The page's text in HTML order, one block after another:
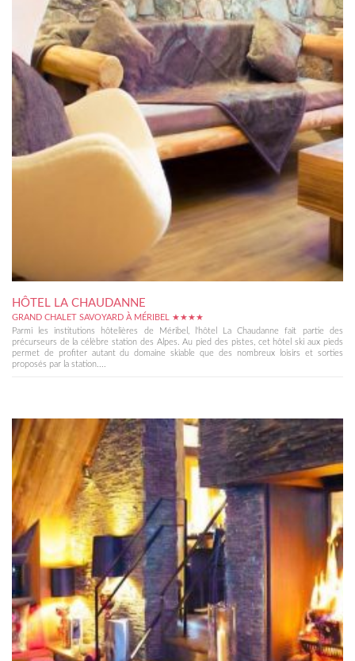
HÔTEL LA CHAUDANNE
GRAND CHALET SAVOYARD À MÉRIBEL ★★★★
Parmi les institutions hôtelières de Méribel, l'hôtel La Chaudanne fait partie des
précurseurs de la célèbre station des Alpes. Au pied des pistes, cet hôtel ski aux pieds
permet de profiter autant du domaine skiable que des nombreux loisirs et sorties
proposés par la station....